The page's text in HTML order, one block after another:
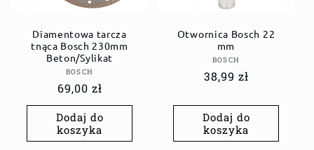
Diamentowa tarcza
tnąca Bosch 230mm
Beton/Sylikat
Dostawca:
BOSCH
Cena
regularna
69,00 zł
Dodaj do
koszyka
Otwornica Bosch 22
mm
Dostawca:
BOSCH
Cena
38,99 zł
Dodaj do
koszyka